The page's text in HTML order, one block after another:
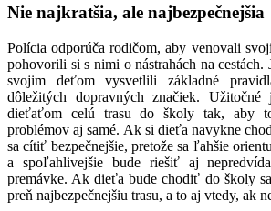
Nie najkratšia, ale najbezpečnejšia
Polícia odporúča rodičom, aby venovali
pohovorili si s nimi o nástrahách na cestách.
svojim deťom vysvetlili základné
dôležitých dopravných značiek.
dieťaťom celú trasu do školy tak, aby
problémov aj samé. Ak si dieťa navykne
sa cítiť bezpečnejšie, pretože sa ľahšie
a spoľahlivejšie bude riešiť aj
premávke. Ak dieťa bude chodiť do školy
preň najbezpečnejšiu trasu, a to aj vtedy, ak